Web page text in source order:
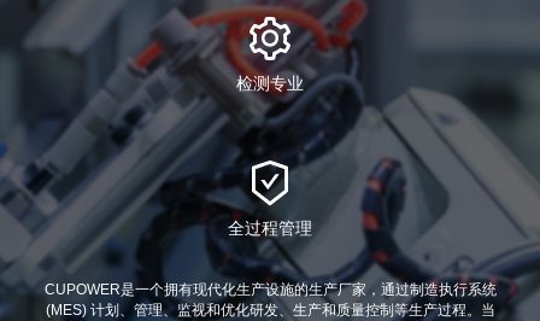
检测专业
全过程管理
CUPOWER是一个拥有现代化生产设施的生产厂家，通过制造执行系统
(MES) 计划、管理、监视和优化研发、生产和质量控制等生产过程。当